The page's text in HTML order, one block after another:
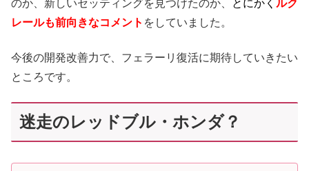
のか、新しいセッティングを見つけたのか、 とにかく ルク
レールも前向きなコメント をしていました。
今後の開発改善力で、フェラーリ復活に期待していきたい
ところです。
迷走のレッドブル・ホンダ？